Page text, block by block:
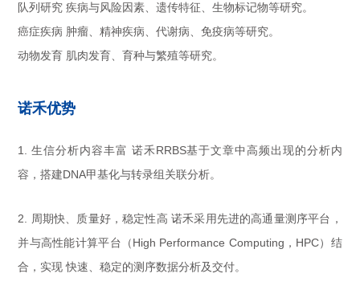
队列研究 疾病与风险因素、遗传特征、生物标记物等研究。
癌症疾病 肿瘤、精神疾病、代谢病、免疫病等研究。
动物发育 肌肉发育、育种与繁殖等研究。
诺禾优势
1. 生信分析内容丰富 诺禾RRBS基于文章中高频出现的分析内
容，搭建DNA甲基化与转录组关联分析。
2. 周期快、质量好，稳定性高 诺禾采用先进的高通量测序平台，
并与高性能计算平台（High Performance Computing，HPC）结
合，实现 快速、稳定的测序数据分析及交付。